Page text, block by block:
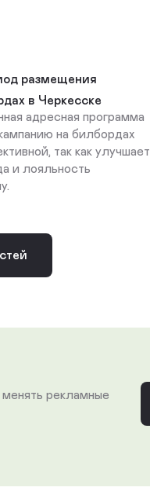
размещения
в Черкесске
адресная программа
на билбордах
так как улучшает
и лояльность
рекламные